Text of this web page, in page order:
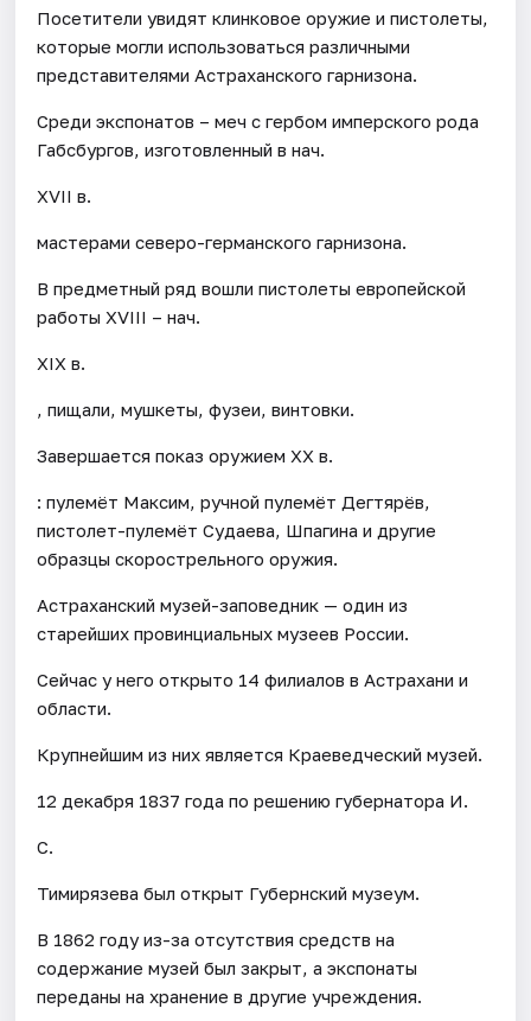
Посетители увидят клинковое оружие и пистолеты,
которые могли использоваться различными
представителями Астраханского гарнизона.
Среди экспонатов – меч с гербом имперского рода
Габсбургов, изготовленный в нач.
XVII в.
мастерами северо-германского гарнизона.
В предметный ряд вошли пистолеты европейской
работы XVIII – нач.
XIX в.
, пищали, мушкеты, фузеи, винтовки.
Завершается показ оружием XX в.
: пулемёт Максим, ручной пулемёт Дегтярёв,
пистолет-пулемёт Судаева, Шпагина и другие
образцы скорострельного оружия.
Астраханский музей-заповедник — один из
старейших провинциальных музеев России.
Сейчас у него открыто 14 филиалов в Астрахани и
области.
Крупнейшим из них является Краеведческий музей.
12 декабря 1837 года по решению губернатора И.
С.
Тимирязева был открыт Губернский музеум.
В 1862 году из-за отсутствия средств на
содержание музей был закрыт, а экспонаты
переданы на хранение в другие учреждения.